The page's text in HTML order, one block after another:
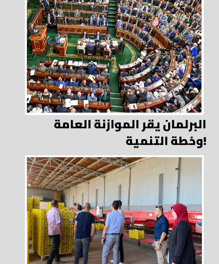
البرلمان يقر الموازنة العامة
وخطة التنمية!